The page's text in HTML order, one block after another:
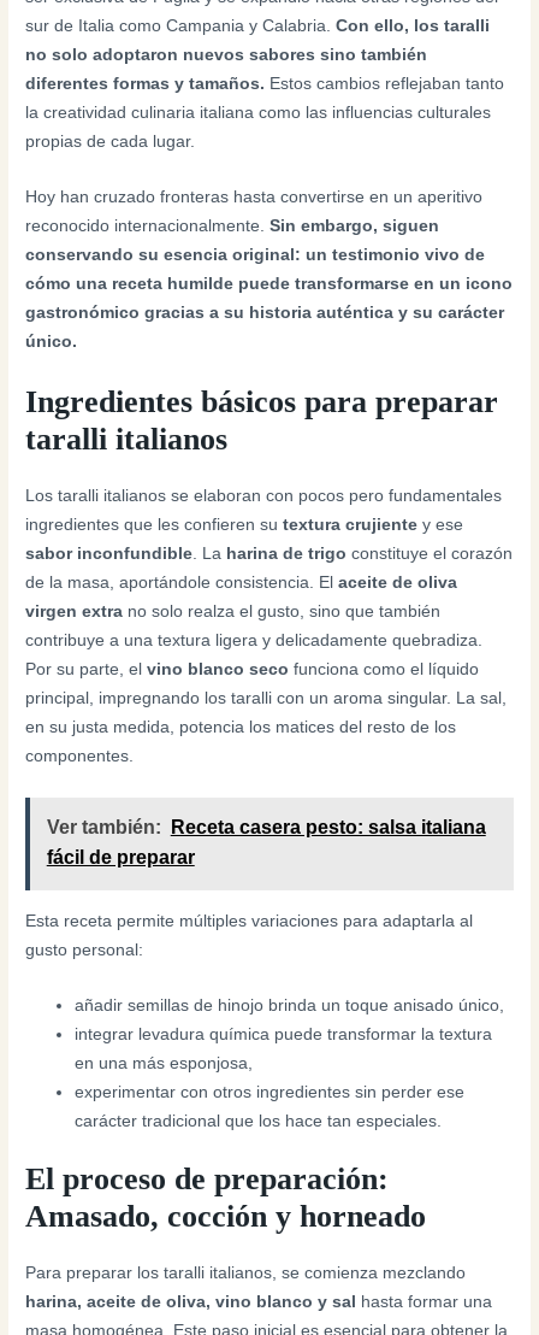
sur de Italia como Campania y Calabria.Con ello, los taralli
no solo adoptaron nuevos sabores sino también
diferentes formas y tamaños. Estos cambios reflejaban tanto
la creatividad culinaria italiana como las influencias culturales
propias de cada lugar.
Hoy han cruzado fronteras hasta convertirse en un aperitivo
reconocido internacionalmente.Sin embargo, siguen
conservando su esencia original: un testimonio vivo de
cómo una receta humilde puede transformarse en un icono
gastronómico gracias a su historia auténtica y su carácter
único.
Ingredientes básicos para preparar
taralli italianos
Los taralli italianos se elaboran con pocos pero fundamentales
ingredientes que les confieren sutextura crujiente y ese
sabor inconfundible . La harina de trigo constituye el corazón
de la masa, aportándole consistencia. Elaceite de oliva
virgen extra no solo realza el gusto, sino que también
contribuye a una textura ligera y delicadamente quebradiza.
Por su parte, elvino blanco seco funciona como el líquido
principal, impregnando los taralli con un aroma singular. La sal,
en su justa medida, potencia los matices del resto de los
componentes.
Ver también:
Receta casera pesto: salsa italiana
fácil de preparar
Esta receta permite múltiples variaciones para adaptarla al
gusto personal:
añadir semillas de hinojo brinda un toque anisado único,
integrar levadura química puede transformar la textura
en una más esponjosa,
experimentar con otros ingredientes sin perder ese
carácter tradicional que los hace tan especiales.
El proceso de preparación:
Amasado, cocción y horneado
Para preparar los taralli italianos, se comienza mezclando
harina, aceite de oliva, vino blanco y sal
hasta formar una
masa homogénea. Este paso inicial es esencial para obtener la